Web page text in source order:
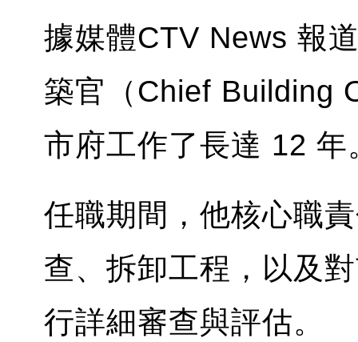
據媒體CTV News 報
築官（Chief Building
市府工作了長達 12 年
任職期間，他核心職
查、拆卸工程，以及
行詳細審查與評估。